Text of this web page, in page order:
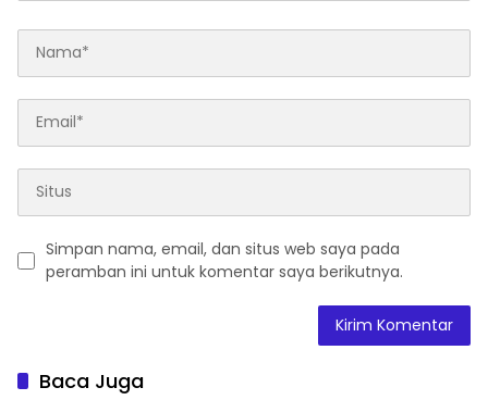
Simpan nama, email, dan situs web saya pada
peramban ini untuk komentar saya berikutnya.
Baca Juga